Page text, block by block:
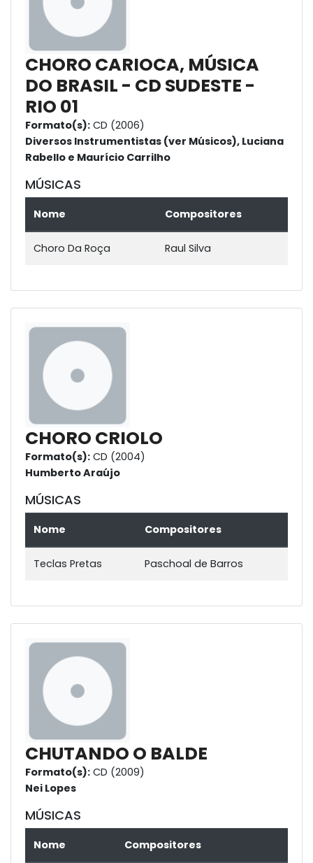
CHORO CARIOCA, MÚSICA
DO BRASIL - CD SUDESTE -
RIO 01
Formato(s): CD (2006)
Diversos Instrumentistas (ver Músicos), Luciana
Rabello e Maurício Carrilho
MÚSICAS
Nome Compositores
Choro Da Roça Raul Silva
CHORO CRIOLO
Formato(s): CD (2004)
Humberto Araújo
MÚSICAS
Nome Compositores
Teclas Pretas Paschoal de Barros
CHUTANDO O BALDE
Formato(s): CD (2009)
Nei Lopes
MÚSICAS
Nome Compositores